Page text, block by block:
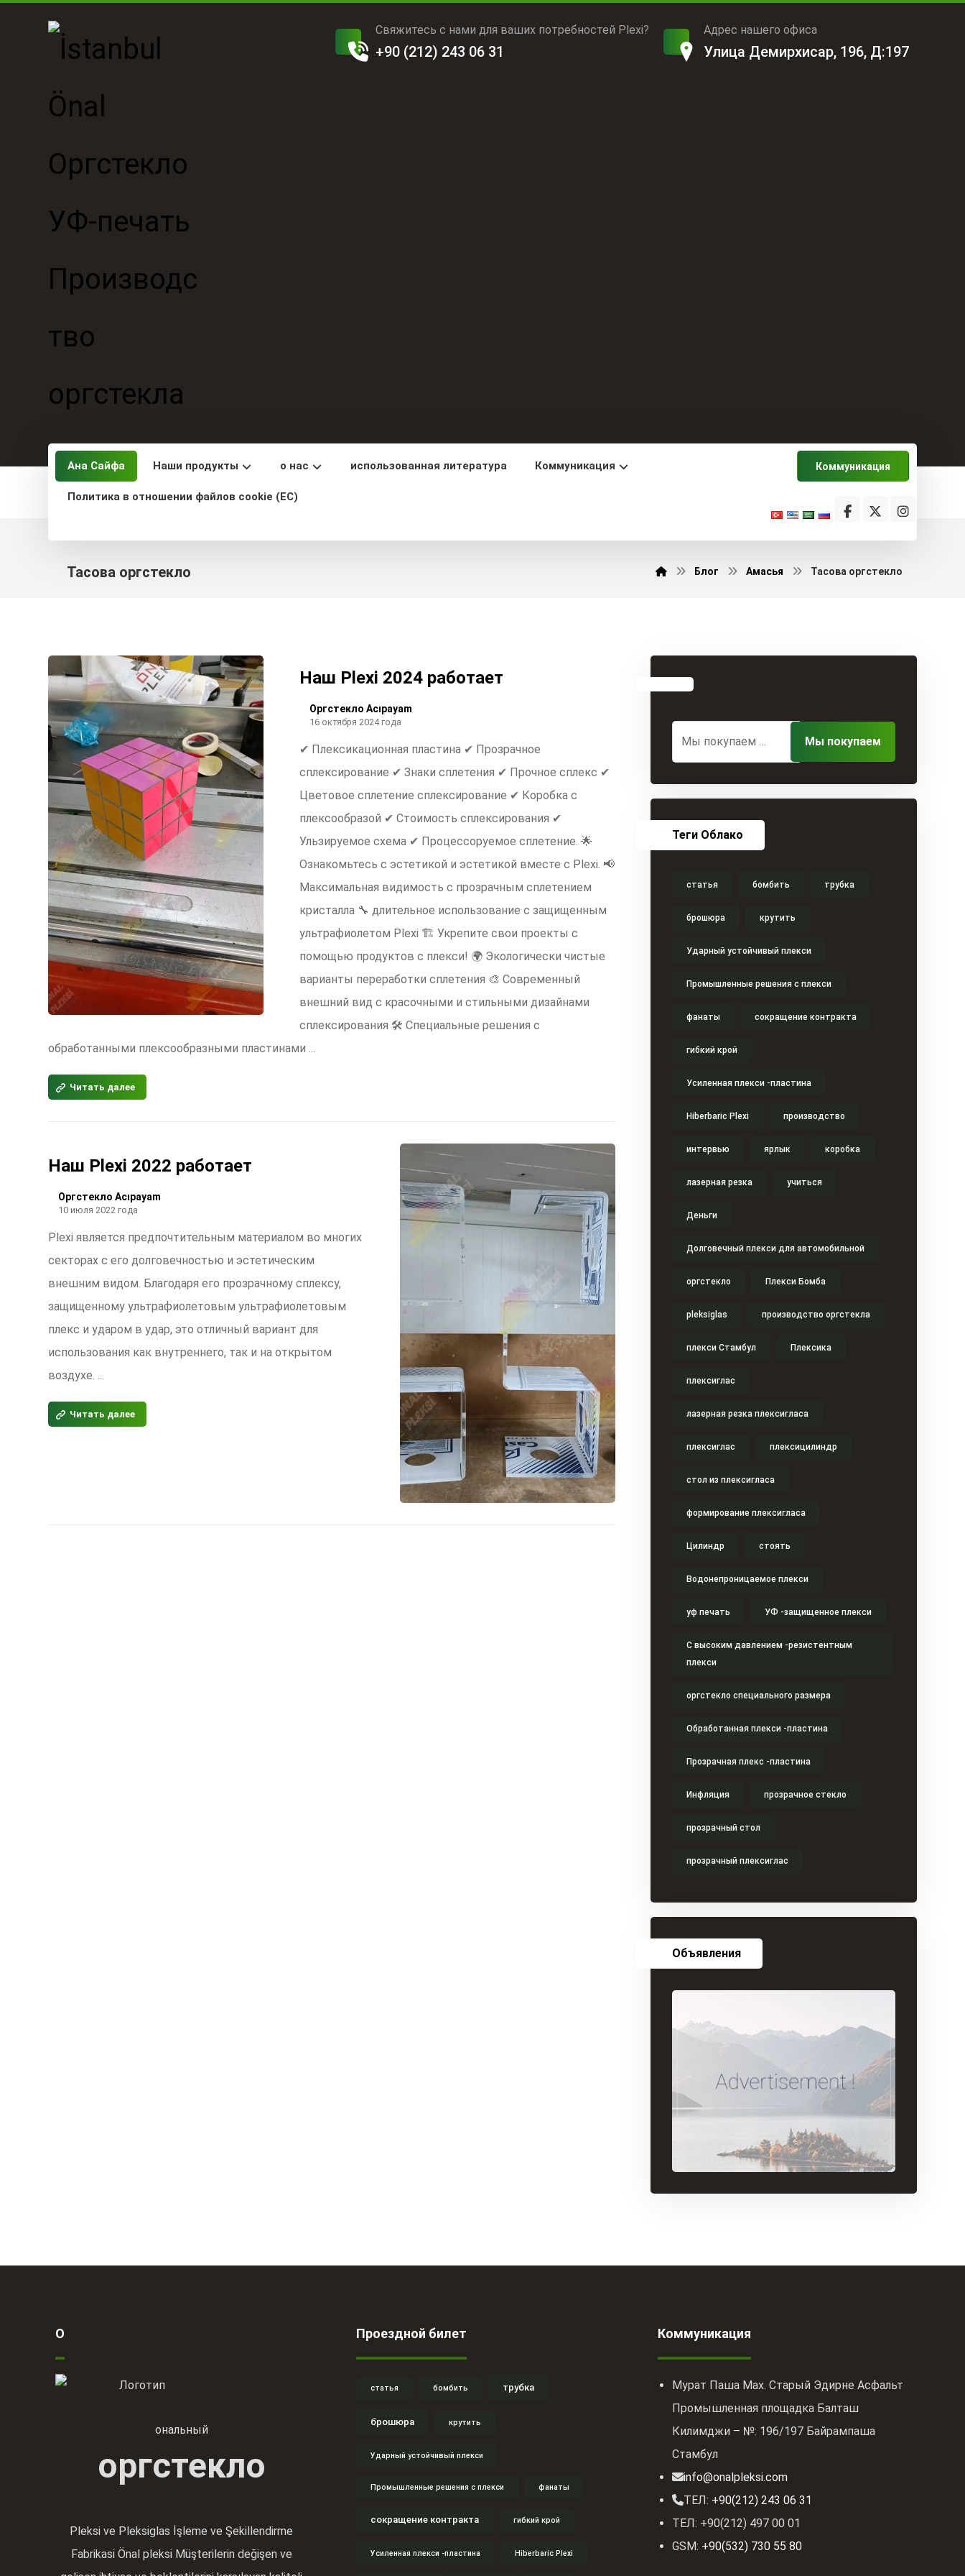
Адрес нашего офиса
Улица Демирхисар, 196, Д:197
Свяжитесь с нами для ваших потребностей Plexi?
+90 (212) 243 06 31
Ана Сайфа Наши продукты о нас использованная литература Коммуникация
Политика в отношении файлов cookie (ЕС)
Коммуникация
Тасова оргстекло Блог Амасья Тасова оргстекло
Наш Plexi 2024 работает
Оргстекло Acıpayam
16 октября 2024 года
✔ Плексикационная пластина ✔ Прозрачное
сплексирование ✔ Знаки сплетения ✔ Прочное сплекс ✔
Цветовое сплетение сплексирование ✔ Коробка с
плексообразой ✔ Стоимость сплексирования ✔
Ульзируемое схема ✔ Процессоруемое сплетение. 🌟
Ознакомьтесь с эстетикой и эстетикой вместе с Plexi. 📢
Максимальная видимость с прозрачным сплетением
кристалла 🔧 длительное использование с защищенным
ультрафиолетом Plexi 🏗 Укрепите свои проекты с
помощью продуктов с плекси! 🌍 Экологически чистые
варианты переработки сплетения 🎨 Современный
внешний вид с красочными и стильными дизайнами
сплексирования 🛠 Специальные решения с
обработанными плексообразными пластинами ...
Читать далее
Наш Plexi 2022 работает
Оргстекло Acıpayam
10 июля 2022 года
Plexi является предпочтительным материалом во многих
секторах с его долговечностью и эстетическим
внешним видом. Благодаря его прозрачному сплексу,
защищенному ультрафиолетовым ультрафиолетовым
плекс и ударом в удар, это отличный вариант для
использования как внутреннего, так и на открытом
воздухе. ...
Читать далее
Теги Облако
статья бомбить трубка
брошюра крутить
Ударный устойчивый плекси
Промышленные решения с плекси
фанаты сокращение контракта
гибкий крой
Усиленная плекси -пластина
Hiberbaric Plexi производство
интервью ярлык коробка
лазерная резка учиться
Деньги
Долговечный плекси для автомобильной
оргстекло Плекси Бомба
pleksiglas производство оргстекла
плекси Стамбул Плексика
плексиглас
лазерная резка плексигласа
плексиглас плексицилиндр
стол из плексигласа
формирование плексигласа
Цилиндр стоять
Водонепроницаемое плекси
уф печать УФ -защищенное плекси
С высоким давлением -резистентным
плекси
оргстекло специального размера
Обработанная плекси -пластина
Прозрачная плекс -пластина
Инфляция прозрачное стекло
прозрачный стол
прозрачный плексиглас
Объявления
О
ональный
оргстекло
Pleksi ve Pleksiglas İşleme ve Şekillendirme
Fabrikasi Önal pleksi Müşterilerin değişen ve
Проездной билет
статья бомбить трубка
брошюра крутить
Ударный устойчивый плекси
Промышленные решения с плекси фанаты
сокращение контракта гибкий крой
Усиленная плекси -пластина Hiberbaric Plexi
Коммуникация
Мурат Паша Мах. Старый Эдирне Асфальт
Промышленная площадка Балташ
Килимджи – №: 196/197 Байрампаша
Стамбул
info@onalpleksi.com
ТЕЛ: +90(212) 243 06 31
ТЕЛ: +90(212) 497 00 01
GSM: +90(532) 730 55 80